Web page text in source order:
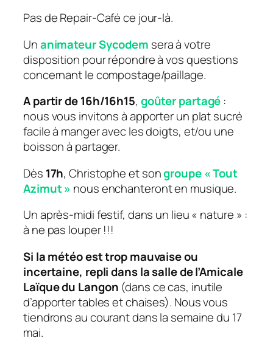
Pas de Repair-Café ce jour-là.
Unanimateur Sycodem sera à votre
disposition pour répondre à vos questions
concernant le compostage/paillage.
A partir de 16h/16h15, goûter partagé :
nous vous invitons à apporter un plat sucré
facile à manger avec les doigts, et/ou une
boisson à partager.
Dès 17h, Christophe et songroupe « Tout
Azimut » nous enchanteront en musique.
Un après-midi festif, dans un lieu « nature » :
à ne pas louper !!!
Si la météo est trop mauvaise ou
incertaine, repli dans la salle de l’Amicale
Laïque du Langon (dans ce cas, inutile
d’apporter tables et chaises). Nous vous
tiendrons au courant dans la semaine du 17
mai.